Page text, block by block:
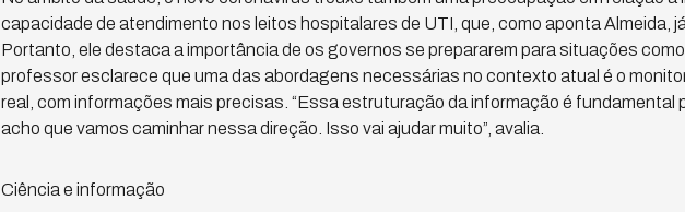
capacidade de atendimento nos leitos hospitalares de UTI, que, como aponta Almeida,
Portanto, ele destaca a importância de os governos se prepararem para situações
professor esclarece que uma das abordagens necessárias no contexto atual é o
real, com informações mais precisas. “Essa estruturação da informação é fundamental
acho que vamos caminhar nessa direção. Isso vai ajudar muito”, avalia.
Ciência e informação